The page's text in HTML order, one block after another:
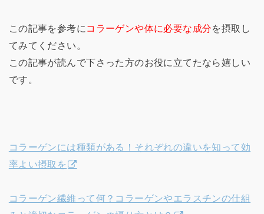
この記事を参考に コラーゲンや体に必要な成分を摂取し
てみてください。
この記事が読んで下さった方のお役に立てたなら嬉しい
です。
コラーゲンには種類がある！それぞれの違いを知って効
率よい摂取を
コラーゲン繊維って何？コラーゲンやエラスチンの仕組